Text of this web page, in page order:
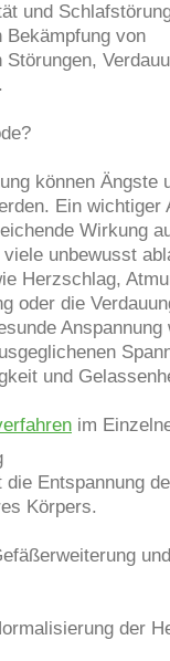
und
Bekämpfung von
können Ängste
Ein wichtiger
Wirkung
unbewusst
Herzschlag,
oder die
Anspannung
und
im
die Entspannung
Körpers.
der